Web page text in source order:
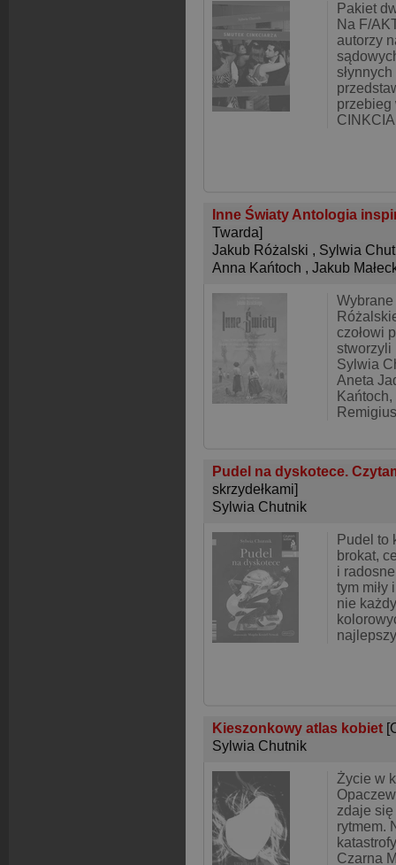
Pakiet
Na F/
autorzy
przebieg
Inne Światy Antologia
Twarda]
Jakub Różalski , Sylwia
Anna Kańtoch , Jakub
Wybrane
czołowi
stworzyli
Sylwia
Aneta
Kańtoch,
Pudel na dyskotece.
skrzydełkami]
Sylwia Chutnik
Pudel to
brokat,
i
tym miły
nie
Kieszonkowy atlas kobiet
Sylwia Chutnik
Życie w
zdaje się
rytmem.
Czarna